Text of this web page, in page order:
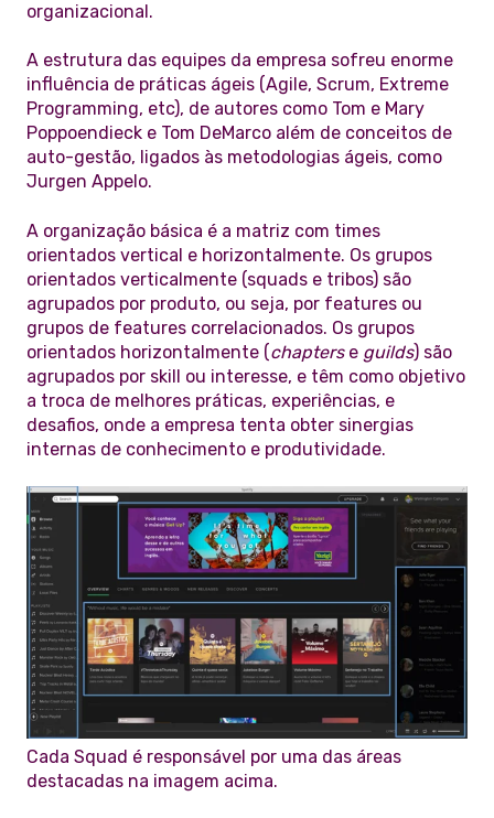
organizacional.
A estrutura das equipes da empresa sofreu enorme
influência de práticas ágeis (Agile, Scrum, Extreme
Programming, etc), de autores como Tom e Mary
Poppoendieck e Tom DeMarco além de conceitos de
auto-gestão, ligados às metodologias ágeis, como
Jurgen Appelo.
A organização básica é a matriz com times
orientados vertical e horizontalmente. Os grupos
orientados verticalmente (squads e tribos) são
agrupados por produto, ou seja, por features ou
grupos de features correlacionados. Os grupos
orientados horizontalmente (chapterse guilds) são
agrupados por skill ou interesse, e têm como objetivo
a troca de melhores práticas, experiências, e
desafios, onde a empresa tenta obter sinergias
internas de conhecimento e produtividade.
Cada Squad é responsável por uma das áreas
destacadas na imagem acima.